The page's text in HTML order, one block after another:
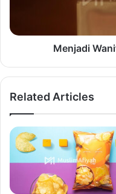
Menjadi
Related Articles